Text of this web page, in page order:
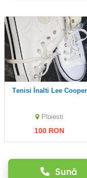
Sună
Tenisi Înalti Lee Cooper
Ploiesti
100 RON